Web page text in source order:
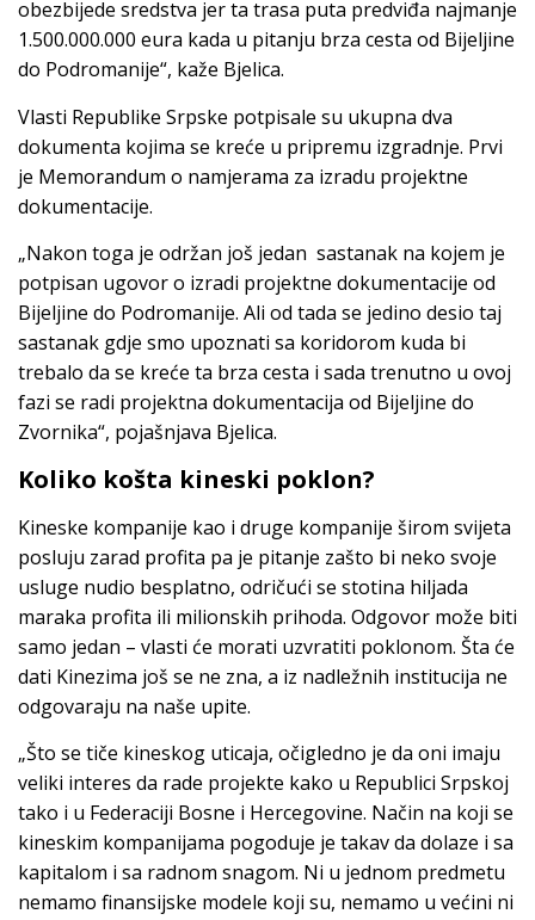
obezbijede sredstva jer ta trasa puta predviđa najmanje
1.500.000.000 eura kada u pitanju brza cesta od Bijeljine
do Podromanije“, kaže Bjelica.
Vlasti Republike Srpske potpisale su ukupna dva
dokumenta kojima se kreće u pripremu izgradnje. Prvi
je Memorandum o namjerama za izradu projektne
dokumentacije.
„Nakon toga je održan još jedan sastanak na kojem je
potpisan ugovor o izradi projektne dokumentacije od
Bijeljine do Podromanije. Ali od tada se jedino desio taj
sastanak gdje smo upoznati sa koridorom kuda bi
trebalo da se kreće ta brza cesta i sada trenutno u ovoj
fazi se radi projektna dokumentacija od Bijeljine do
Zvornika“, pojašnjava Bjelica.
Koliko košta kineski poklon?
Kineske kompanije kao i druge kompanije širom svijeta
posluju zarad profita pa je pitanje zašto bi neko svoje
usluge nudio besplatno, odričući se stotina hiljada
maraka profita ili milionskih prihoda. Odgovor može biti
samo jedan – vlasti će morati uzvratiti poklonom. Šta će
dati Kinezima još se ne zna, a iz nadležnih institucija ne
odgovaraju na naše upite.
„Što se tiče kineskog uticaja, očigledno je da oni imaju
veliki interes da rade projekte kako u Republici Srpskoj
tako i u Federaciji Bosne i Hercegovine. Način na koji se
kineskim kompanijama pogoduje je takav da dolaze i sa
kapitalom i sa radnom snagom. Ni u jednom predmetu
nemamo finansijske modele koji su, nemamo u većini ni